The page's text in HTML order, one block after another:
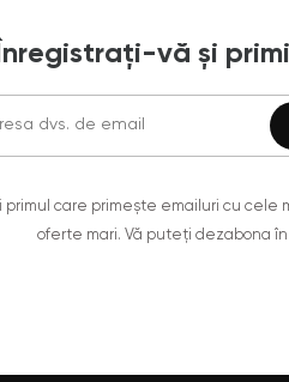
Înregistrați-vă și
primul care primește emailuri cu cele
oferte mari. Vă puteți dezabona